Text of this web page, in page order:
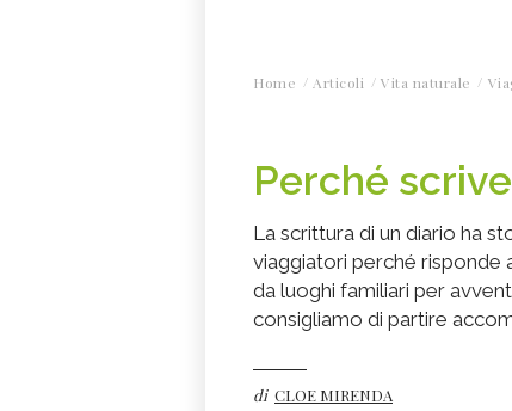
Home Articoli Vita naturale
Perché
La scrittura di un diario ha
viaggiatori perché risponde
da luoghi familiari per
consigliamo di partire
di CLOE MIRENDA